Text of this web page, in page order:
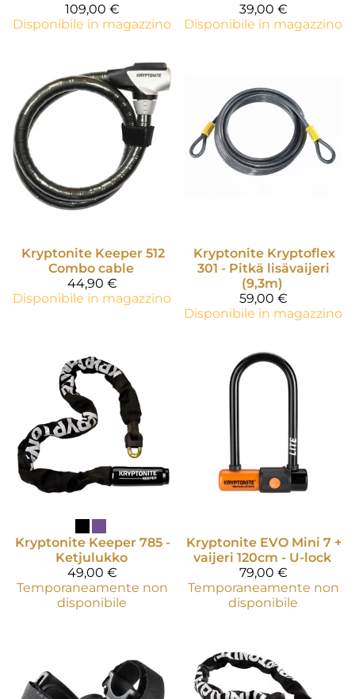
109,00 €
Disponibile in magazzino
39,00 €
Disponibile in magazzino
Kryptonite Keeper 512
Combo cable
44,90 €
Disponibile in magazzino
Kryptonite Kryptoflex
301 - Pitkä lisävaijeri
(9,3m)
59,00 €
Disponibile in magazzino
Kryptonite Keeper 785 -
Ketjulukko
49,00 €
Temporaneamente non
disponibile
Kryptonite EVO Mini 7 +
vaijeri 120cm - U-lock
79,00 €
Temporaneamente non
disponibile